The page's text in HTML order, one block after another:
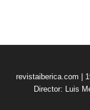
revistaiberica.com |
Director: Luis